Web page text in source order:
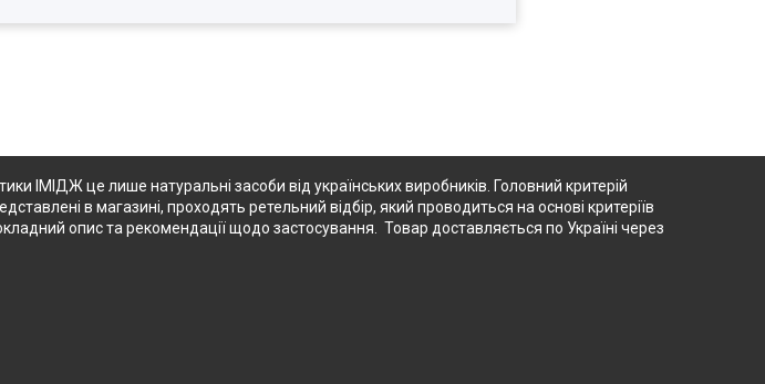
ІМІДЖ це лише натуральні засоби від українських виробників. Головний критерій
в магазині, проходять ретельний відбір, який проводиться на основі критеріїв
опис та рекомендації щодо застосування. Товар доставляється по Україні через